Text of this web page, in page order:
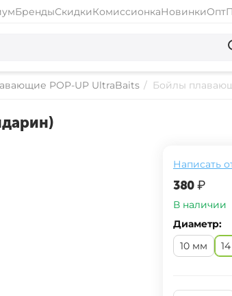
БрендыСкидкиКомиссионкаНовинкиОпт
POP-UP UltraBaits / Бойлы
Написать
‍380‍₽
В наличии
Диаметр:
10 мм